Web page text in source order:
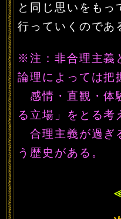
と同じ思いをもっ
行っていくのであ
※注：非合理主義
論理によっては把
感情・直観・体
る立場」をとる考
合理主義が過ぎ
う歴史がある。